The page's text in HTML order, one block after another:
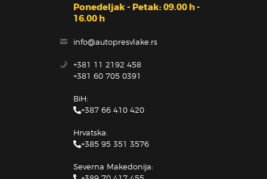
Ponedeljak - Petak: 09.00 h -
16.00 h
info@autopresvlake.rs
+381 11 2192 458
+381 60 705 0391
BiH:
+387 66 410 420
Hrvatska:
+385 95 351 3576
Severna Makedonija: